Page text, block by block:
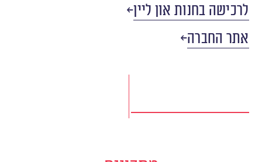
לרכישה בחנות און ליין
אתר החברה